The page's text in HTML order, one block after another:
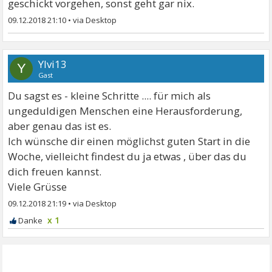
geschickt vorgehen, sonst geht gar nix.
09.12.2018 21:10 •
Y Ylvi13
Gast
Du sagst es - kleine Schritte .... für mich als
ungeduldigen Menschen eine Herausforderung,
aber genau das ist es.
Ich wünsche dir einen möglichst guten Start in die
Woche, vielleicht findest du ja etwas , über das du
dich freuen kannst.
Viele Grüsse
09.12.2018 21:19 •
x 1